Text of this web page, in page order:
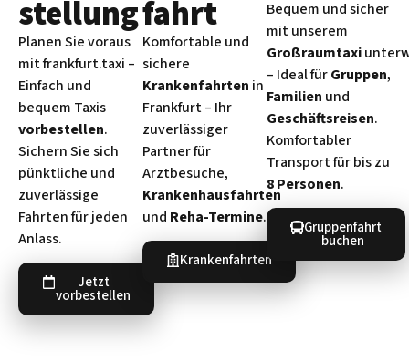
stellung
Planen Sie voraus
mit frankfurt.taxi –
Einfach und
bequem Taxis
vorbestellen.
Sichern Sie sich
pünktliche und
zuverlässige
Fahrten für jeden
Anlass.
Jetzt
vorbestellen
fahrt
Komfortable und
sichere
Krankenfahrten in
Frankfurt – Ihr
zuverlässiger
Partner für
Arztbesuche,
Krankenhausfahrten
und Reha-Termine.
Krankenfahrten
Bequem und sicher
mit unserem
Großraumtaxi
– Ideal fürGruppen,
Familien und
Geschäftsreisen.
Komfortabler
Transport für bis zu
8 Personen.
Gruppenfahrt
buchen